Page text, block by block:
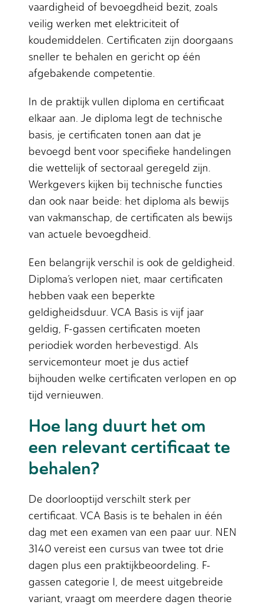
vaardigheid of bevoegdheid bezit, zoals
veilig werken met elektriciteit of
koudemiddelen. Certificaten zijn doorgaans
sneller te behalen en gericht op één
afgebakende competentie.
In de praktijk vullen diploma en certificaat
elkaar aan. Je diploma legt de technische
basis, je certificaten tonen aan dat je
bevoegd bent voor specifieke handelingen
die wettelijk of sectoraal geregeld zijn.
Werkgevers kijken bij technische functies
dan ook naar beide: het diploma als bewijs
van vakmanschap, de certificaten als bewijs
van actuele bevoegdheid.
Een belangrijk verschil is ook de geldigheid.
Diploma’s verlopen niet, maar certificaten
hebben vaak een beperkte
geldigheidsduur. VCA Basis is vijf jaar
geldig, F-gassen certificaten moeten
periodiek worden herbevestigd. Als
servicemonteur moet je dus actief
bijhouden welke certificaten verlopen en op
tijd vernieuwen.
Hoe lang duurt het om
een relevant certificaat te
behalen?
De doorlooptijd verschilt sterk per
certificaat. VCA Basis is te behalen in één
dag met een examen van een paar uur. NEN
3140 vereist een cursus van twee tot drie
dagen plus een praktijkbeoordeling. F-
gassen categorie I, de meest uitgebreide
variant, vraagt om meerdere dagen theorie